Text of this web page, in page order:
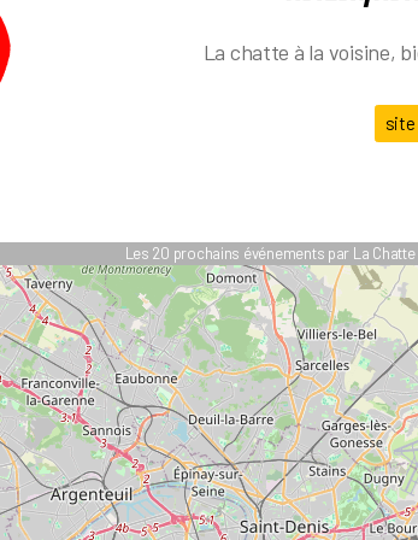
La chatte à la voisine,
Les 20 prochains événements par La Chatte